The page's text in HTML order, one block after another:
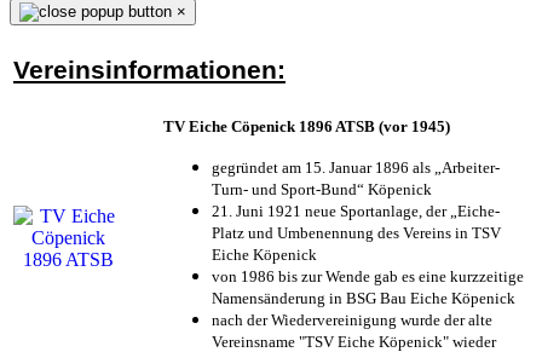
×
Vereinsinformationen:
TV Eiche Cöpenick 1896 ATSB (vor 1945)
gegründet am 15. Januar 1896 als „Arbeiter-
Turn- und Sport-Bund“ Köpenick
21. Juni 1921 neue Sportanlage, der „Eiche-
Platz und Umbenennung des Vereins in TSV
Eiche Köpenick
von 1986 bis zur Wende gab es eine kurzzeitige
Namensänderung in BSG Bau Eiche Köpenick
nach der Wiedervereinigung wurde der alte
Vereinsname "TSV Eiche Köpenick" wieder